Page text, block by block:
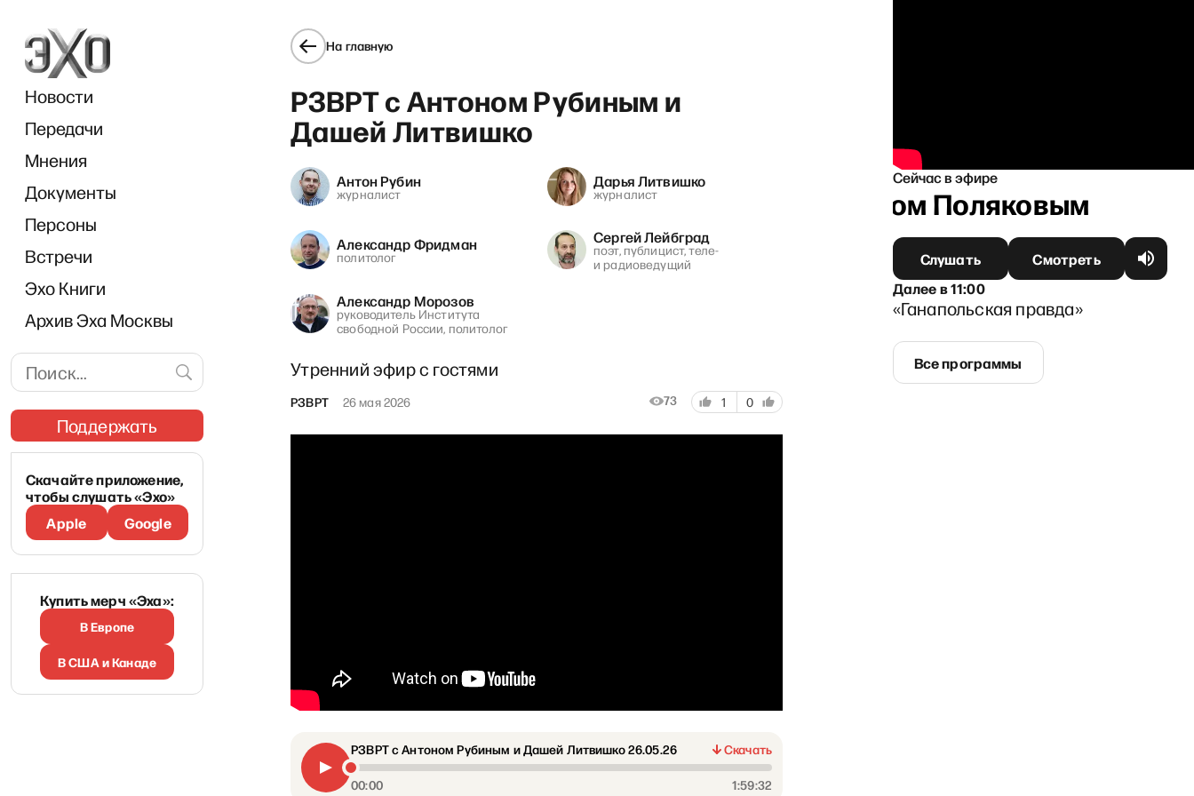
Новости
Передачи
Мнения
Документы
Персоны
Встречи
Эхо Книги
Архив Эха Москвы
Поддержать
Скачайте приложение,
чтобы слушать «Эхо»
Apple
Google
Купить мерч «Эха»:
В Европе
В США и Канаде
На главную
РЗВРТ с Антоном Рубиным и
Дашей Литвишко
Антон Рубин
журналист
Дарья Литвишко
журналист
Александр Фридман
политолог
Сергей Лейбград
поэт, публицист, теле-
и радиоведущий
Александр Морозов
руководитель Института
свободной России, политолог
Утренний эфир с гостями
РЗВРТ 26 мая 2026 73 1 0
РЗВРТ с Антоном Рубиным и Дашей Литвишко 26.05.26 Скачать
00:00 1:59:32
Сейчас в эфире
Breakfast show с Максимом Поляковым
Слушать
Смотреть
Далеев11:00
«Ганапольская правда»
Все программы